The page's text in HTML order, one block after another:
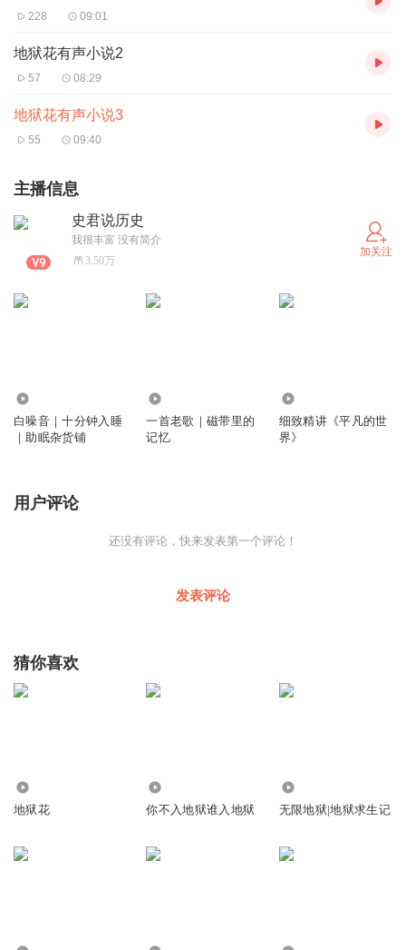
228 09:01
地狱花有声小说2
57 08:29
地狱花有声小说3
55 09:40
主播信息
史君说历史
我很丰富 没有简介
3.50万
加关注
白噪音｜十分钟入睡
｜助眠杂货铺
一首老歌｜磁带里的
记忆
细致精讲《平凡的世
界》
用户评论
还没有评论，快来发表第一个评论！
发表评论
猜你喜欢
地狱花 你不入地狱谁入地狱 无限地狱|地狱求生记